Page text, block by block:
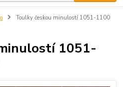
Toulky českou minulostí 1051-1100
1051-